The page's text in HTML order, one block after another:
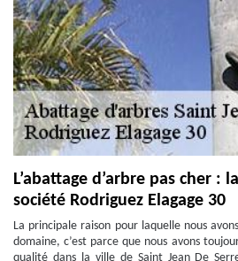
L’abattage d’arbre pas cher :
société Rodriguez Elagage 30
La principale raison pour laquelle nous
domaine, c’est parce que nous avons
qualité dans la ville de Saint Jean De